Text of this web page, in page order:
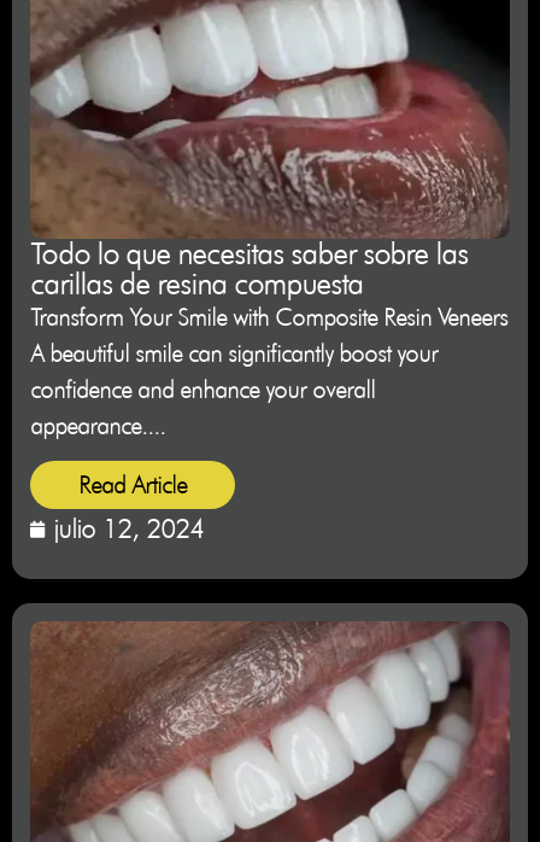
Todo lo que necesitas saber sobre las
carillas de resina compuesta
Transform Your Smile with Composite Resin Veneers
A beautiful smile can significantly boost your
confidence and enhance your overall
appearance....
Read Article
julio 12, 2024